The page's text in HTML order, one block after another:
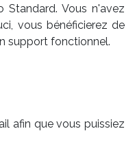
Vous n'avez
vous bénéficierez de
support fonctionnel.
afin que vous puissiez